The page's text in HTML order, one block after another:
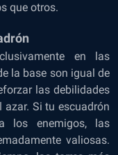
que otros.
en las
la base son igual de
las debilidades
Si tu escuadrón
los enemigos, las
valiosas.